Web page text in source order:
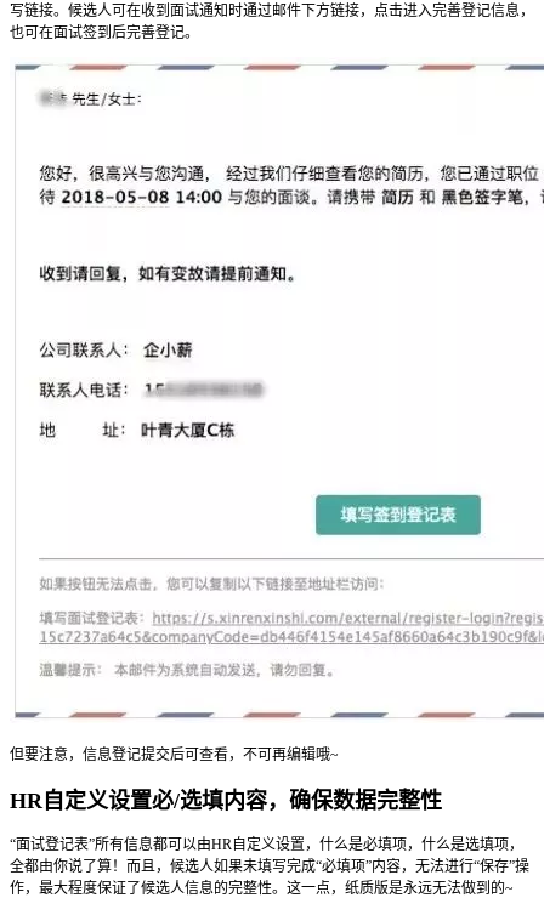
写链接。候选人可在收到面试通知时通过邮件下方链接，点击进入完善登记信息，
也可在面试签到后完善登记。
但要注意，信息登记提交后可查看，不可再编辑哦~
HR自定义设置必/选填内容，确保数据完整性
“面试登记表”所有信息都可以由HR自定义设置，什么是必填项，什么是选填项，
全都由你说了算！而且，候选人如果未填写完成“必填项”内容，无法进行“保存”操
作，最大程度保证了候选人信息的完整性。这一点，纸质版是永远无法做到的~